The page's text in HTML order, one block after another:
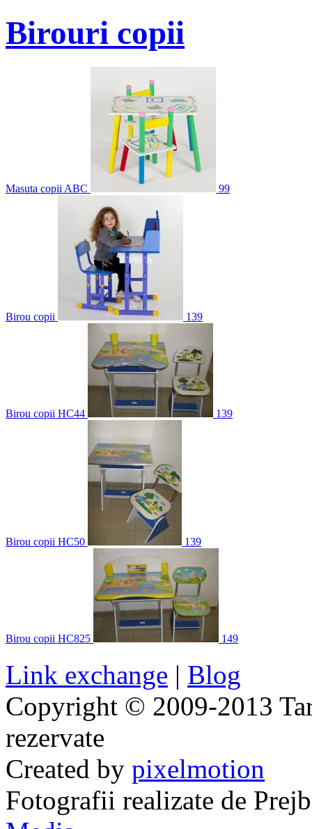
Birouri copii
Masuta copii ABC 99
Birou copii 139
Birou copii HC44 139
Birou copii HC50 139
Birou copii HC825 149
Link exchange | Blog
Copyright © 2009-2013
rezervate
Created by pixelmotion
Fotografii realizate de